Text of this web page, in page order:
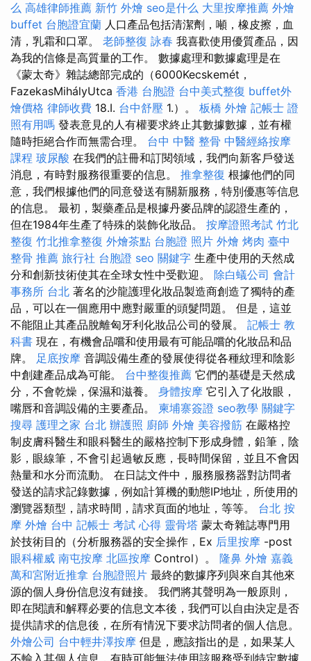
么 高雄律師推薦 新竹 外燴 seo是什么 大里按摩推薦 外燴
buffet 台胞證宜蘭 人口產品包括清潔劑，噸，橡皮擦，血
清，乳霜和口罩。 老師整復 詠春 我喜歡使用優質產品，因
為我的信條是高質量的工作。 數據處理和數據處理是在
《蒙太奇》雜誌總部完成的（6000Kecskemét，
FazekasMihályUtca 香港 台胞證 台中美式整復 buffet外
燴價格 律師收費 18.I. 台中舒壓 1.）。 板橋 外燴 記帳士 證
照有用嗎 發表意見的人有權要求終止其數據數據，並有權
隨時拒絕合作而無需合理。 台中 中醫 整骨 中醫經絡按摩
課程 玻尿酸 在我們的註冊和訂閱領域，我們向新客戶發送
消息，有時對服務很重要的信息。 推拿整復 根據他們的同
意，我們根據他們的同意發送有關新服務，特別優惠等信息
的信息。 最初，製藥產品是根據丹麥品牌的認證生產的，
但在1984年生產了特殊的裝飾化妝品。 按摩證照考試 竹北
整復 竹北推拿整復 外燴茶點 台胞證 照片 外燴 烤肉 臺中
整骨 推薦 旅行社 台胞證 seo 關鍵字 生產中使用的天然成
分和創新技術使其在全球女性中受歡迎。 除白蟻公司 會計
事務所 台北 著名的沙龍護理化妝品製造商創造了獨特的產
品，可以在一個應用中應對嚴重的頭髮問題。 但是，這並
不能阻止其產品脫離匈牙利化妝品公司的發展。 記帳士 教
科書 現在，有機會品嚐和使用最有可能品嚐的化妝品和品
牌。 足底按摩 音調設備生產的發展使得從各種紋理和陰影
中創建產品成為可能。 台中整復推薦 它們的基礎是天然成
分，不會乾燥，保濕和滋養。 身體按摩 它引入了化妝眼，
嘴唇和音調設備的主要產品。 柬埔寨簽證 seo教學 關鍵字
搜尋 護理之家 台北 辦護照 廚師 外燴 美容撥筋 在嚴格控
制皮膚科醫生和眼科醫生的嚴格控制下形成身體，鉛筆，陰
影，眼線筆，不會引起過敏反應，長時間保留，並且不會因
熱量和水分而流動。 在日誌文件中，服務服務器對訪問者
發送的請求記錄數據，例如計算機的動態IP地址，所使用的
瀏覽器類型，請求時間，請求頁面的地址，等等。 台北 按
摩 外燴 台中 記帳士 考試 心得 靈骨塔 蒙太奇雜誌專門用
於技術目的（分析服務器的安全操作，Ex 后里按摩 -post
眼科權威 南屯按摩 北區按摩 Control）。 隆鼻 外燴 嘉義
萬和宮附近推拿 台胞證照片 最終的數據序列與來自其他來
源的個人身份信息沒有鏈接。 我們將其聲明為一般原則，
即在閱讀和解釋必要的信息文本後，我們可以自由決定是否
提供請求的信息後，在所有情況下要求訪問者的個人信息。
外燴公司 台中輕井澤按摩 但是，應該指出的是，如果某人
不輸入其個人信息，有時可能無法使用該服務受到特定數據